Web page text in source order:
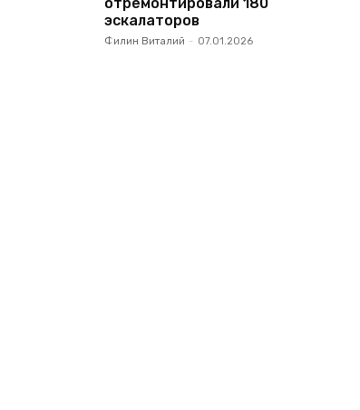
эскалаторов
Филин Виталий - 07.01.2026